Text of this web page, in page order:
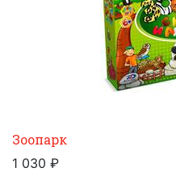
Зоопарк
1 030 ₽